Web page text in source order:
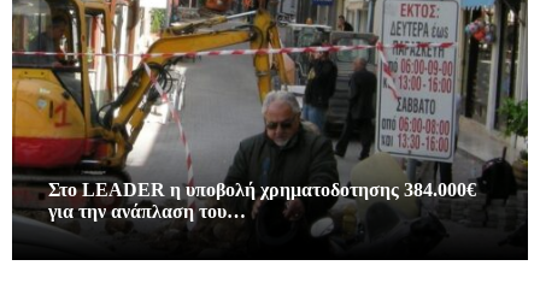
Στο LEADER η υποβολή χρηματοδοτησης 384.000€
για την ανάπλαση του…